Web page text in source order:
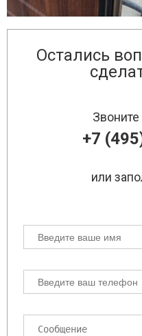
Остались
+7
или